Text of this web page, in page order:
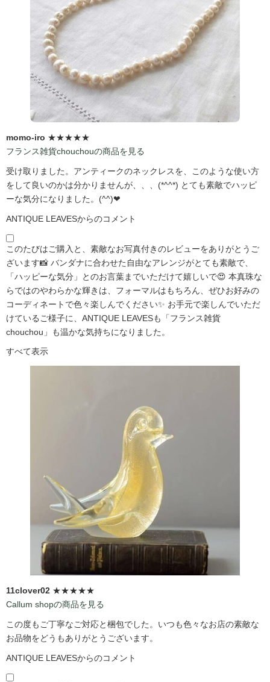
momo-iro ★★★★★
フランス雑貨chouchouの商品を見る
受け取りました。アンティークのネックレスを、このような使い方
をして良いのかは分かりませんが、、、(*^^*) とても素敵でハッピ
ーな気分になりました。(^^)❤
ANTIQUE LEAVESからのコメント
このたびはご購入と、素敵なお写真付きのレビューをありがとうご
ざいます📸 バンダナに合わせた自由なアレンジがとても素敵で、
「ハッピーな気分」とのお言葉までいただけて嬉しいで😍 本真珠な
らではのやわらかな輝きは、フォーマルはもちろん、ぜひお好みの
コーディネートで色々楽しんでください✨ お手元で楽しんでいただ
けているご様子に、ANTIQUE LEAVESも「フランス雑貨
chouchou」も温かな気持ちになりました。
すべて表示
11clover02 ★★★★★
Callum shopの商品を見る
この度もご丁寧なご対応と梱包でした。いつも色々なお店の素敵な
お品物をどうもありがとうございます。
ANTIQUE LEAVESからのコメント